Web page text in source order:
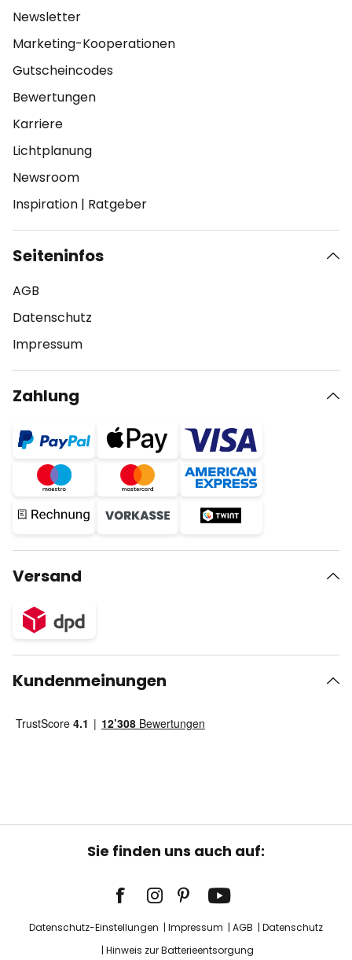
Newsletter
Marketing-Kooperationen
Gutscheincodes
Bewertungen
Karriere
Lichtplanung
Newsroom
Inspiration | Ratgeber
Seiteninfos
AGB
Datenschutz
Impressum
Zahlung
Versand
Kundenmeinungen
Sie finden uns auch auf:
Datenschutz-Einstellungen Impressum AGB
Datenschutz
Hinweis zur Batterieentsorgung